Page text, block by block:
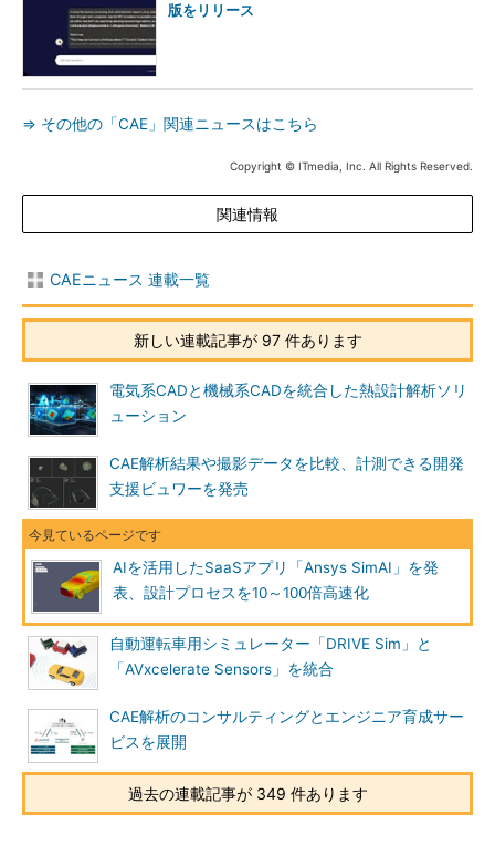
版をリリース
⇒ その他の「CAE」関連ニュースはこちら
Copyright © ITmedia, Inc. All Rights Reserved.
関連情報
CAEニュース 連載一覧
新しい連載記事が 97 件あります
電気系CADと機械系CADを統合した熱設計解析ソリ
ューション
CAE解析結果や撮影データを比較、計測できる開発
支援ビュワーを発売
AIを活用したSaaSアプリ「Ansys SimAI」を発
表、設計プロセスを10～100倍高速化
自動運転車用シミュレーター「DRIVE Sim」と
「AVxcelerate Sensors」を統合
CAE解析のコンサルティングとエンジニア育成サー
ビスを展開
過去の連載記事が 349 件あります